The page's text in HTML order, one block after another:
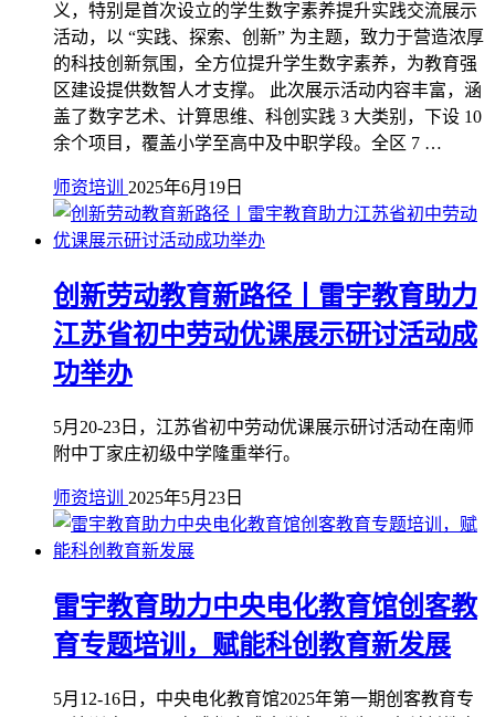
义，特别是首次设立的学生数字素养提升实践交流展示
活动，以 “实践、探索、创新” 为主题，致力于营造浓厚
的科技创新氛围，全方位提升学生数字素养，为教育强
区建设提供数智人才支撑。 此次展示活动内容丰富，涵
盖了数字艺术、计算思维、科创实践 3 大类别，下设 10
余个项目，覆盖小学至高中及中职学段。全区 7 …
师资培训 2025年6月19日
创新劳动教育新路径丨雷宇教育助力
江苏省初中劳动优课展示研讨活动成
功举办
5月20-23日，江苏省初中劳动优课展示研讨活动在南师
附中丁家庄初级中学隆重举行。
师资培训 2025年5月23日
雷宇教育助力中央电化教育馆创客教
育专题培训，赋能科创教育新发展
5月12-16日，中央电化教育馆2025年第一期创客教育专